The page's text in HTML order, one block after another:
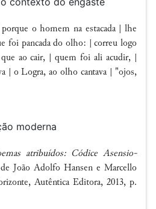
o homem na estacada | lhe
foi pancada do olho: | correu logo
ao cair, | quem foi ali acudir, |
| o Logra, ao olho cantava | "ojos,
moderna
atribuídos: Códice Asensio-
João Adolfo Hansen e Marcello
Autêntica Editora, 2013, p.